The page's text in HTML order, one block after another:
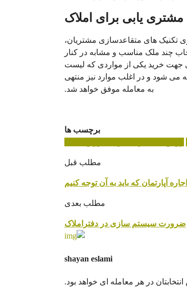
مشتری یابی برای املاک
تکنیک های متقاعدسازی مشتریان،
چند ملک مناسب و مشابه در کنار
جهت خرید یکی از مواردی که لیست
می شود و در اغلب موارد نیز منتهی
به معامله موفق خواهد شد.
برچسب ها
مطلب قبل
آپارتمان که باید به آن توجه کنیم
مطلب بعدی
ضرورت سیستم سازی در دفتراملاک
shayan eslami
در هر معامله ای خواهد بود.